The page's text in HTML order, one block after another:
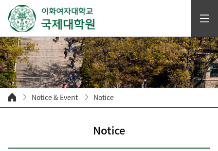
Notice & Event Notice
Notice